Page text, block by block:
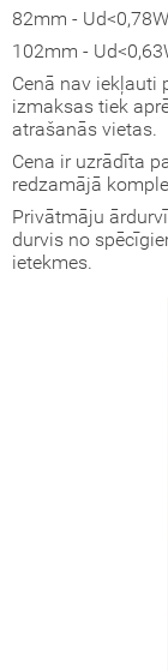
82mm -
102mm -
Cenā nav iekļauti
izmaksas tiek
atrašanās vietas.
Cena ir uzrādīta
redzamājā
Privātmāju
durvis no
ietekmes.
izpildījuma
durvis
durvis
durvis